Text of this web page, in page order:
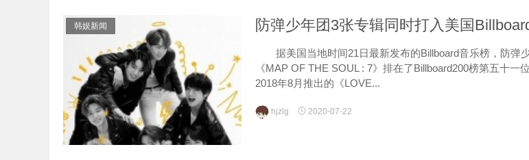
防弹少年团3张专辑同时打入美国
韩娱新闻
据美国当地时间21日最新发布的Billboard音乐榜，防弹
《MAP OF THE SOUL : 7》排在了Billboard200榜第五十一
2018年8月推出的《LOVE...
hjzlg 2020-07-22